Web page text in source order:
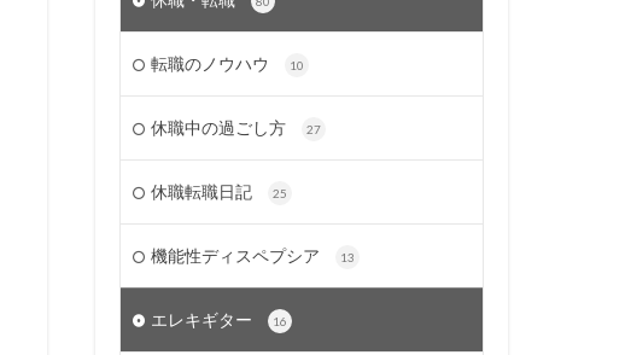
転職のノウハウ 10
休職中の過ごし方 27
休職転職日記 25
機能性ディスペプシア 13
エレキギター 16